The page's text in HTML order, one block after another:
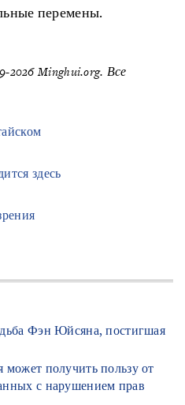
перемены.
2026 Minghui.org. Все
здесь
Фэн Юйсяна, постигшая
может получить пользу от
с нарушением прав